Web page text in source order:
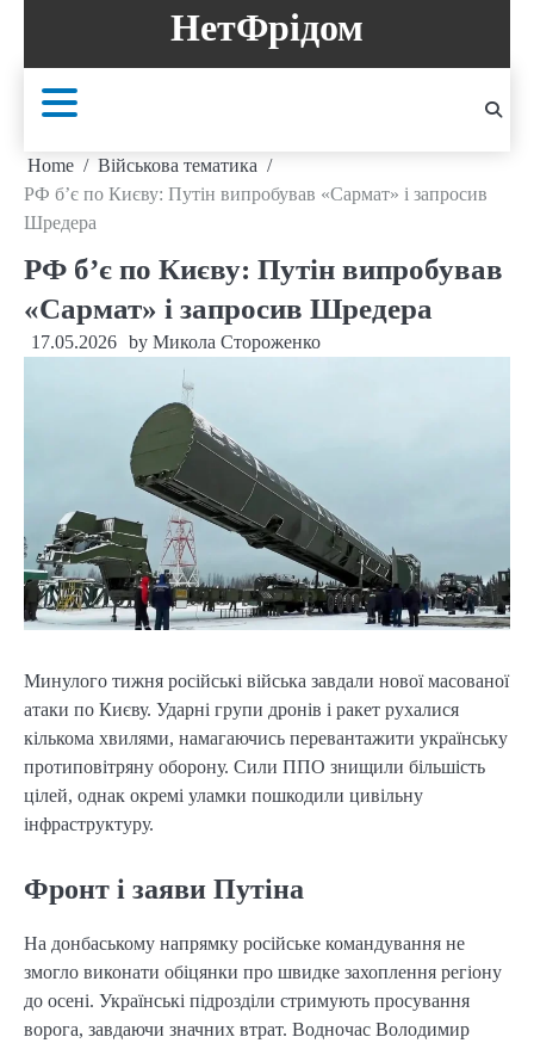
content
НетФрідом
Home
Військова тематика
РФ б’є по Києву: Путін випробував «Сармат» і запросив
Шредера
РФ б’є по Києву: Путін випробував
«Сармат» і запросив Шредера
17.05.2026 by Микола Стороженко
Минулого тижня російські війська завдали нової масованої
атаки по Києву. Ударні групи дронів і ракет рухалися
кількома хвилями, намагаючись перевантажити українську
протиповітряну оборону. Сили ППО знищили більшість
цілей, однак окремі уламки пошкодили цивільну
інфраструктуру.
Фронт і заяви Путіна
На донбаському напрямку російське командування не
змогло виконати обіцянки про швидке захоплення регіону
до осені. Українські підрозділи стримують просування
ворога, завдаючи значних втрат. Водночас Володимир